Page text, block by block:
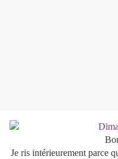
Je ris intérieurement parce